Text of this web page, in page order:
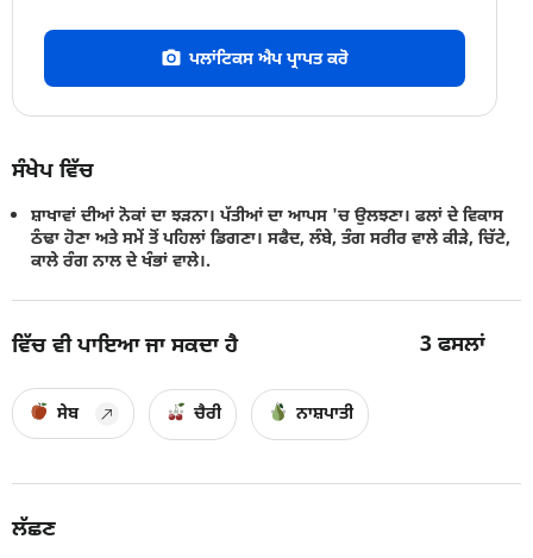
ਪਲਾਂਟਿਕਸ ਐਪ ਪ੍ਰਾਪਤ ਕਰੋ
ਸੰਖੇਪ ਵਿੱਚ
ਸ਼ਾਖਾਵਾਂ ਦੀਆਂ ਨੋਕਾਂ ਦਾ ਝੜਨਾ। ਪੱਤੀਆਂ ਦਾ ਆਪਸ 'ਚ ਉਲਝਣਾ। ਫਲਾਂ ਦੇ ਵਿਕਾਸ
ਠੰਢਾ ਹੋਣਾ ਅਤੇ ਸਮੇਂ ਤੋਂ ਪਹਿਲਾਂ ਡਿਗਣਾ। ਸਫੈਦ, ਲੰਬੇ, ਤੰਗ ਸਰੀਰ ਵਾਲੇ ਕੀੜੇ, ਚਿੱਟੇ,
ਕਾਲੇ ਰੰਗ ਨਾਲ ਦੇ ਖੰਭਾਂ ਵਾਲੇ।.
ਵਿੱਚ ਵੀ ਪਾਇਆ ਜਾ ਸਕਦਾ ਹੈ 3ਫਸਲਾਂ
ਸੇਬ ਚੈਰੀ ਨਾਸ਼ਪਾਤੀ
ਲੱਛਣ